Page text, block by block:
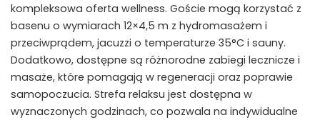
kompleksowa oferta wellness. Goście mogą korzystać z
basenu o wymiarach 12×4,5 m z hydromasażem i
przeciwprądem, jacuzzi o temperaturze 35°C i sauny.
Dodatkowo, dostępne są różnorodne zabiegi lecznicze i
masaże, które pomagają w regeneracji oraz poprawie
samopoczucia. Strefa relaksu jest dostępna w
wyznaczonych godzinach, co pozwala na indywidualne